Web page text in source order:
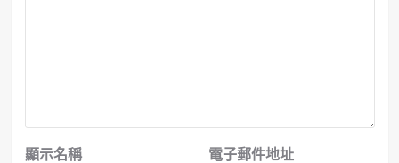
顯示名稱 電子郵件地址